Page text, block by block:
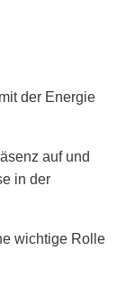
der Energie
auf und
in der
wichtige Rolle